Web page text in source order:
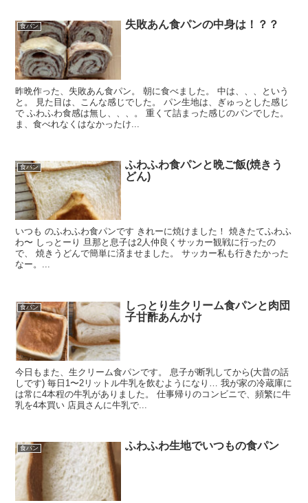
食パン 失敗あん食パンの中身は！？？
昨晩作った、失敗あん食パン。 朝に食べました。 中は、、、という
と。 見た目は、こんな感じでした。 パン生地は、ぎゅっとした感じ
で ふわふわ食感は無し、、、。 重くて詰まった感じのパンでした。
ま、食べれなくはなかったけ...
食パン
ふわふわ食パンと晩ご飯(焼きう
どん)
いつも のふわふわ食パンです きれーに焼けました！ 焼きたてふわふ
わ〜 しっとーり 旦那と息子は2人仲良くサッカー観戦に行ったの
で、 焼きうどんで簡単に済ませました。 サッカー私も行きたかった
なー。...
食パン
しっとり生クリーム食パンと肉団
子甘酢あんかけ
今日もまた、生クリーム食パンです。 息子が断乳してから(大昔の話
しです) 毎日1〜2リットル牛乳を飲むようになり… 我が家の冷蔵庫に
は常に4本程の牛乳がありました。 仕事帰りのコンビニで、頻繁に牛
乳を4本買い 店員さんに牛乳で...
食パン ふわふわ生地でいつもの食パン